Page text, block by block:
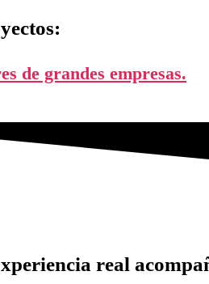
de grandes empresas.
real